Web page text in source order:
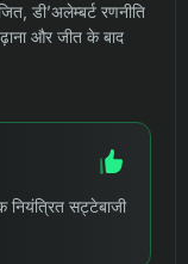
डी’अलेम्बर्ट रणनीति
और जीत के बाद
सट्टेबाजी